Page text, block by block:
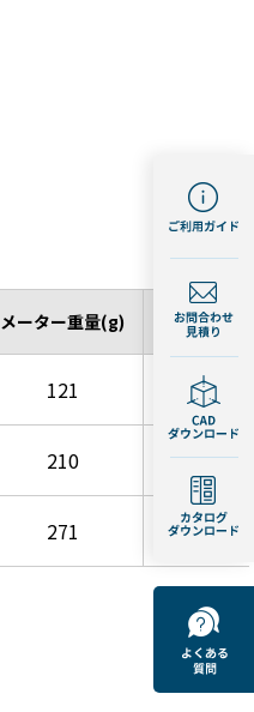
メーター重量(g) 破断荷重
121 1,908
210 3.418
271 4,418